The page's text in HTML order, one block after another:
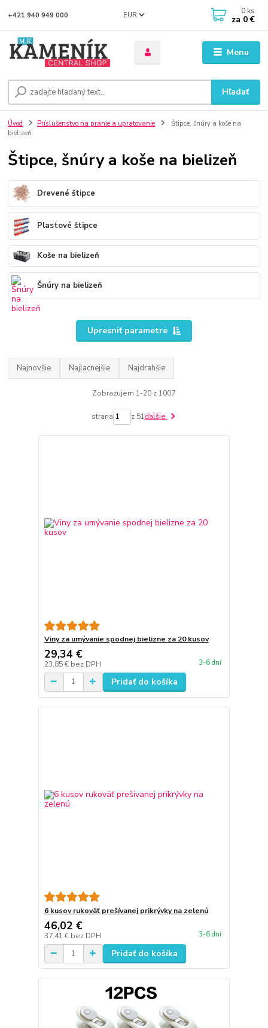
Menu
EUR
Hľadať
+421 940 949 000 0 ks
za 0 €
Úvod Príslušenstvo na pranie a upratovanie
Štipce, šnúry a koše na
bielizeň
Štipce, šnúry a koše na bielizeň
Drevené štipce
Plastové štipce
Koše na bielizeň
Šnúry na bielizeň
Upresniť parametre
Najnovšie Najlacnejšie Najdrahšie
Zobrazujem 1-20 z 1007
strana z 51ďalšie
Viny za umývanie spodnej bielizne za 20 kusov
29,34 €
23,85 € bez DPH 3-6 dní
Pridať do košíka
6 kusov rukoväť prešívanej prikrývky na zelenú
46,02 €
37,41 € bez DPH 3-6 dní
Pridať do košíka